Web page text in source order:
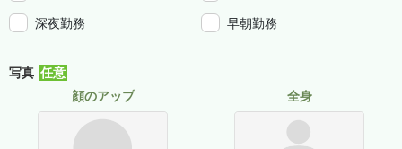
深夜勤務 早朝勤務
写真
顔のアップ
全身